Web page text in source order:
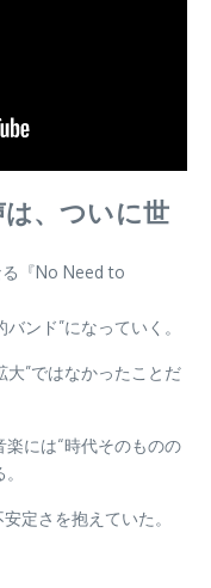
は、ついに世
『No Need to
ンド”になっていく。
大”ではなかったことだ
には“時代そのものの
定さを抱えていた。